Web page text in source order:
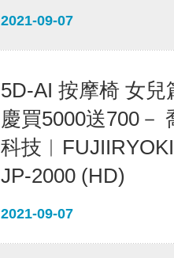
2021-09-07
5D-AI 按摩椅 女兒
慶買5000送700－
科技
JP-2000 (HD)
2021-09-07